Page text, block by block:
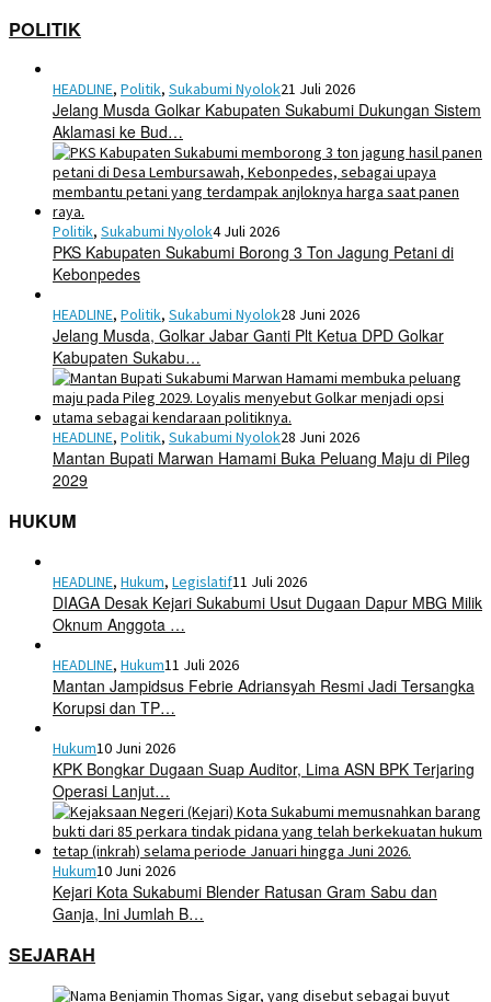
POLITIK
HEADLINE, Politik, Sukabumi Nyolok21 Juli 2026
Jelang Musda Golkar Kabupaten Sukabumi Dukungan Sistem
Aklamasi ke Bud…
Politik, Sukabumi Nyolok4 Juli 2026
PKS Kabupaten Sukabumi Borong 3 Ton Jagung Petani di
Kebonpedes
HEADLINE, Politik, Sukabumi Nyolok28 Juni 2026
Jelang Musda, Golkar Jabar Ganti Plt Ketua DPD Golkar
Kabupaten Sukabu…
HEADLINE, Politik, Sukabumi Nyolok28 Juni 2026
Mantan Bupati Marwan Hamami Buka Peluang Maju di Pileg
2029
HUKUM
HEADLINE, Hukum, Legislatif11 Juli 2026
DIAGA Desak Kejari Sukabumi Usut Dugaan Dapur MBG Milik
Oknum Anggota …
HEADLINE, Hukum11 Juli 2026
Mantan Jampidsus Febrie Adriansyah Resmi Jadi Tersangka
Korupsi dan TP…
Hukum10 Juni 2026
KPK Bongkar Dugaan Suap Auditor, Lima ASN BPK Terjaring
Operasi Lanjut…
Hukum10 Juni 2026
Kejari Kota Sukabumi Blender Ratusan Gram Sabu dan
Ganja, Ini Jumlah B…
SEJARAH